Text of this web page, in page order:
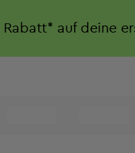
Rabatt* auf deine